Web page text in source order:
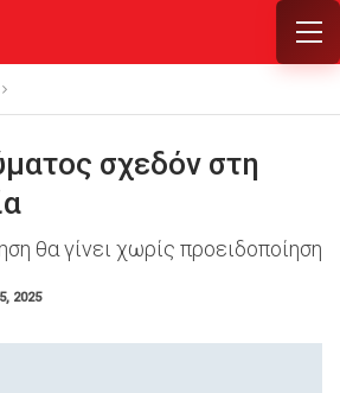
σχεδόν στη
θα γίνει χωρίς προειδοποίηση
2025